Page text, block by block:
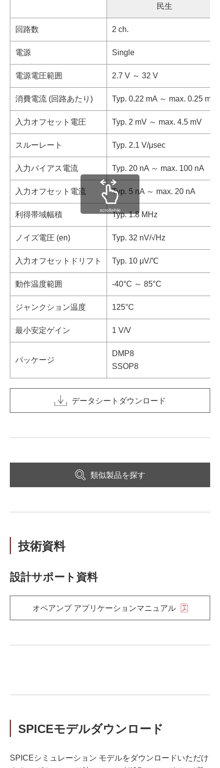
民生
回路数 2 ch.
電源 Single
電源電圧範囲 2.7 V ～ 32 V
消費電流 (回路あたり) Typ. 0.22 mA ～ max. 0.25 mA
入力オフセット電圧 Typ. 2 mV ～ max. 4.5 mV
スルーレート Typ. 2.1 V/μsec
入力バイアス電流 Typ. 20 nA ～ max. 100 nA
入力オフセット電流 Typ. 5 nA ～ max. 20 nA
利得帯域幅積 Typ. 1.8 MHz
ノイズ電圧 (en) Typ. 32 nV/√Hz
入力オフセットドリフト Typ. 10 μV/℃
動作温度範囲 -40°C ～ 85°C
ジャンクション温度 125°C
最小安定ゲイン 1 V/V
パッケージ
DMP8
SSOP8
scrollable
データシートダウンロード
類似製品を探す
技術資料
設計サポート資料
オペアンプ アプリケーションマニュアル
SPICEモデルダウンロード
SPICEシミュレーション モデルをダウンロードいただけ